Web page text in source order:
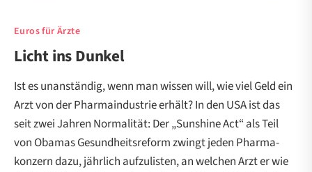
Euros für Ärzte
Licht ins Dunkel
Ist es unanständig, wenn man wissen will, wie viel Geld ein
Arzt von der Pharma­industrie erhält? In den USA ist das
seit zwei Jahren Normalität: Der „Sunshine Act“ als Teil
von Obamas Gesundheits­reform zwingt jeden Pharma­
konzern dazu, jährlich aufzulisten, an welchen Arzt er wie